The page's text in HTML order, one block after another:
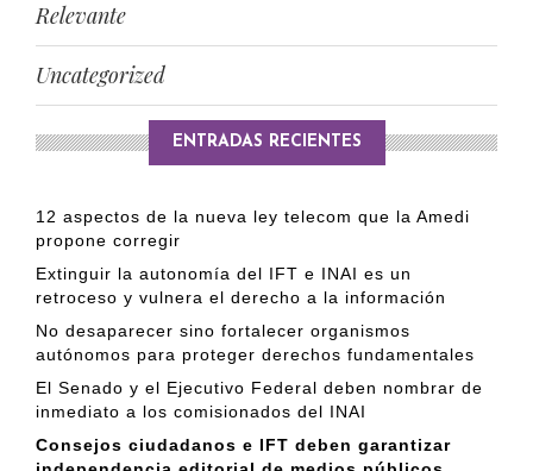
Relevante
Uncategorized
ENTRADAS RECIENTES
12 aspectos de la nueva ley telecom que la Amedi
propone corregir
Extinguir la autonomía del IFT e INAI es un
retroceso y vulnera el derecho a la información
No desaparecer sino fortalecer organismos
autónomos para proteger derechos fundamentales
El Senado y el Ejecutivo Federal deben nombrar de
inmediato a los comisionados del INAI
Consejos ciudadanos e IFT deben garantizar